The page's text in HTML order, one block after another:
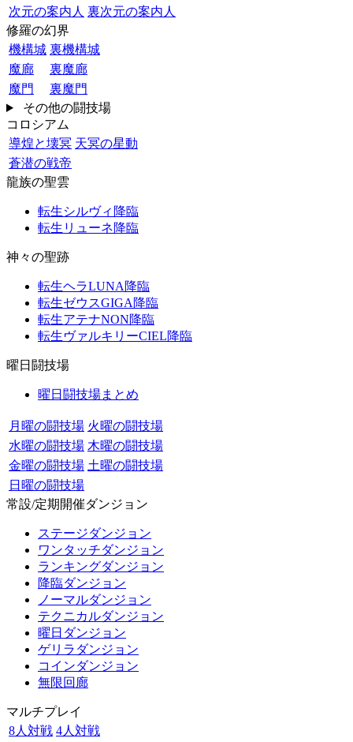
次元の案内人 裏次元の案内人
修羅の幻界
機構城 裏機構城
魔廊
裏魔廊
魔門
裏魔門
その他の闘技場
コロシアム
導煌と壊冥 天冥の星動
蒼潜の戦帝
龍族の聖雲
転生シルヴィ降臨
転生リューネ降臨
神々の聖跡
転生ヘラLUNA降臨
転生ゼウスGIGA降臨
転生アテナNON降臨
転生ヴァルキリーCIEL降臨
曜日闘技場
曜日闘技場まとめ
月曜の闘技場 火曜の闘技場
水曜の闘技場 木曜の闘技場
金曜の闘技場 土曜の闘技場
日曜の闘技場
常設/定期開催ダンジョン
ステージダンジョン
ワンタッチダンジョン
ランキングダンジョン
降臨ダンジョン
ノーマルダンジョン
テクニカルダンジョン
曜日ダンジョン
ゲリラダンジョン
コインダンジョン
無限回廊
マルチプレイ
8人対戦 4人対戦